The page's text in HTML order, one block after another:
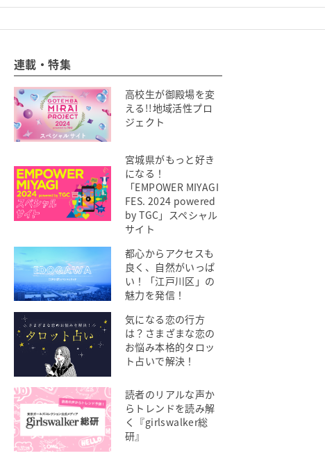
連載・特集
高校生が御殿場を変
える!!地域活性プロ
ジェクト
宮城県がもっと好き
になる！
「EMPOWER MIYAGI
FES. 2024 powered
by TGC」スペシャル
サイト
都心からアクセスも
良く、自然がいっぱ
い！「江戸川区」の
魅力を発信！
気になる恋の行方
は？さまざまな恋の
お悩み本格的タロッ
ト占いで解決！
読者のリアルな声か
らトレンドを読み解
く『girlswalker総
研』